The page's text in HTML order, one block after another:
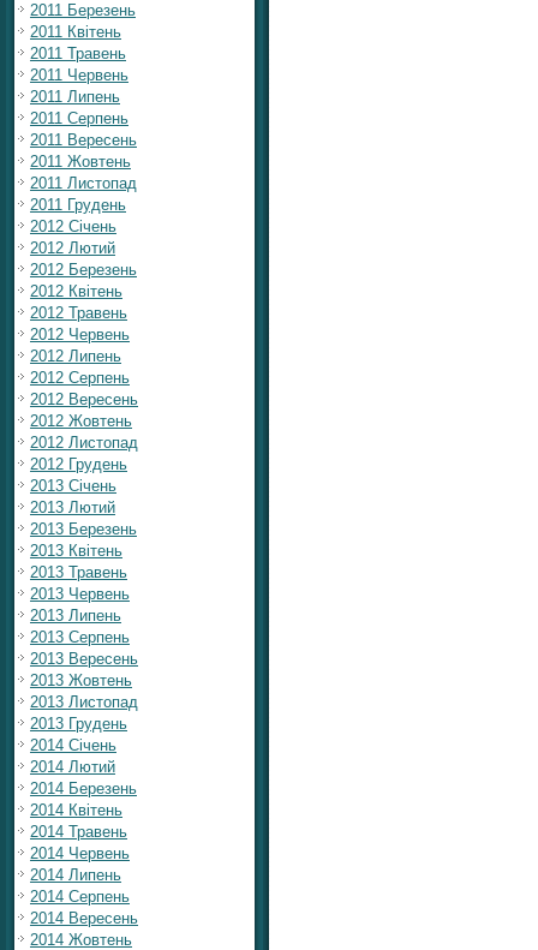
2011 Березень
2011 Квітень
2011 Травень
2011 Червень
2011 Липень
2011 Серпень
2011 Вересень
2011 Жовтень
2011 Листопад
2011 Грудень
2012 Січень
2012 Лютий
2012 Березень
2012 Квітень
2012 Травень
2012 Червень
2012 Липень
2012 Серпень
2012 Вересень
2012 Жовтень
2012 Листопад
2012 Грудень
2013 Січень
2013 Лютий
2013 Березень
2013 Квітень
2013 Травень
2013 Червень
2013 Липень
2013 Серпень
2013 Вересень
2013 Жовтень
2013 Листопад
2013 Грудень
2014 Січень
2014 Лютий
2014 Березень
2014 Квітень
2014 Травень
2014 Червень
2014 Липень
2014 Серпень
2014 Вересень
2014 Жовтень